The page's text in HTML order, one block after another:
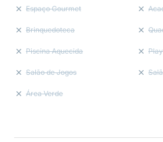
Espaço Gourmet
Brinquedoteca
Piscina Aquecida
Salão de Jogos
Área Verde